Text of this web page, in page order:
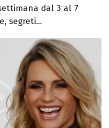
dal 3 al 7
segreti...